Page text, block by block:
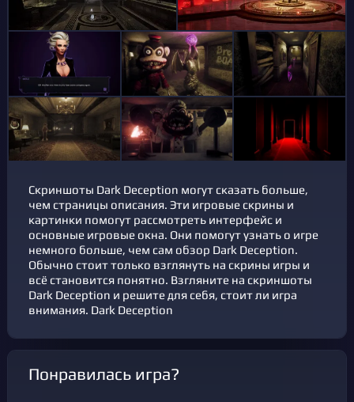
Скриншоты Dark Deception могут сказать больше,
чем страницы описания. Эти игровые скрины и
картинки помогут рассмотреть интерфейс и
основные игровые окна. Они помогут узнать о игре
немного больше, чем сам обзор Dark Deception.
Обычно стоит только взглянуть на скрины игры и
всё становится понятно. Взгляните на скриншоты
Dark Deception и решите для себя, стоит ли игра
внимания. Dark Deception
Понравилась игра?